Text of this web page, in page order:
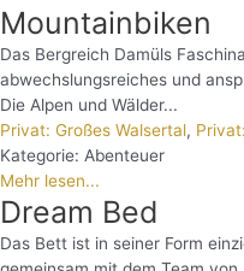
Mountainbiken
Das Bergreich Damüls
abwechslungsreiches und
Die Alpen und Wälder...
Privat: Großes Walsertal,
Kategorie: Abenteuer
Mehr lesen...
Dream Bed
Das Bett ist in seiner Form